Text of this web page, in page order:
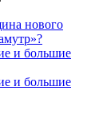
нового
и большие
и большие